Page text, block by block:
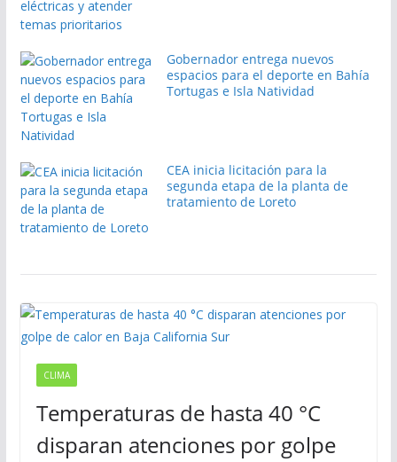
Gobernador entrega nuevos
espacios para el deporte en Bahía
Tortugas e Isla Natividad
CEA inicia licitación para la
segunda etapa de la planta de
tratamiento de Loreto
CLIMA
Temperaturas de hasta 40 °C
disparan atenciones por golpe